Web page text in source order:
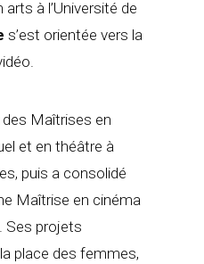
à l’Université de
s’est orientée vers la
Maîtrises en
et en théâtre à
puis a consolidé
Maîtrise en cinéma
Ses projets
place des femmes,